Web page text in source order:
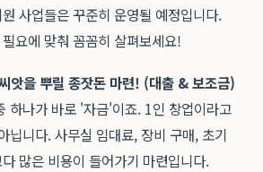
사업들은 꾸준히 운영될 예정입니다.
요에 맞춰 꼼꼼히 살펴보세요!
앗을 뿌릴 종잣돈 마련! (대출 & 보조금)
하나가 바로 '자금'이죠. 1인 창업이라고
닙니다. 사무실 임대료, 장비 구매, 초기
많은 비용이 들어가기 마련입니다.